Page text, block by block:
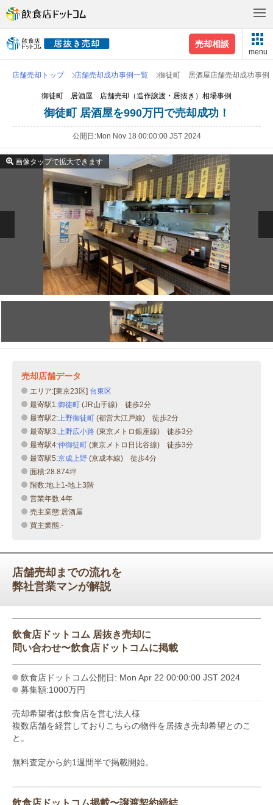
売却相談
menu
店舗売却トップ 店舗売却成功事例一覧 御徒町 居酒屋店舗売却成功事例
御徒町 居酒屋 店舗売却（造作譲渡・居抜き）相場事例
御徒町 居酒屋を990万円で売却成功！
公開日 Mon Nov 18 00:00:00 JST 2024
画像タップで拡大できます
売却店舗データ
エリア:[東京23区] 台東区
最寄駅1:御徒町 (JR山手線) 徒歩2分
最寄駅2: 上野御徒町 (都営大江戸線) 徒歩2分
最寄駅3: 上野広小路 (東京メトロ銀座線) 徒歩3分
最寄駅4:仲御徒町 (東京メトロ日比谷線) 徒歩3分
最寄駅5:京成上野 (京成本線) 徒歩4分
面積:28.874坪
階数:地上1-地上3階
営業年数:4年
売主業態:居酒屋
買主業態:-
店舗売却までの流れを
弊社営業マンが解説
飲食店ドットコム 居抜き売却に
問い合わせ〜飲食店ドットコムに掲載
飲食店ドットコム公開日: Mon Apr 22 00:00:00 JST 2024
募集額:1000万円
売却希望者は飲食店を営む法人様
複数店舗を経営しておりこちらの物件を居抜き売却希望とのこ
と。
無料査定から約1週間半で掲載開始。
飲食店ドットコム掲載〜譲渡契約締結